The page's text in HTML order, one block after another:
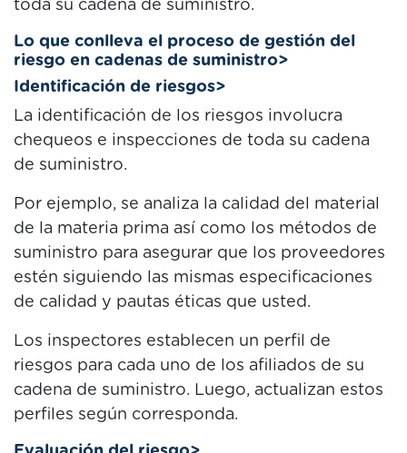
toda su cadena de suministro.
Lo que conlleva el proceso de gestión del
riesgo en cadenas de suministro>
Identificación de riesgos>
La identificación de los riesgos involucra
chequeos e inspecciones de toda su cadena
de suministro.
Por ejemplo, se analiza la calidad del material
de la materia prima así como los métodos de
suministro para asegurar que los proveedores
estén siguiendo las mismas especificaciones
de calidad y pautas éticas que usted.
Los inspectores establecen un perfil de
riesgos para cada uno de los afiliados de su
cadena de suministro. Luego, actualizan estos
perfiles según corresponda.